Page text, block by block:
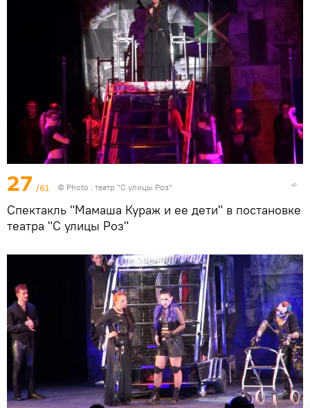
27 /61 © Photo : театр "С улицы Роз"
Спектакль "Мамаша Кураж и ее дети" в постановке
театра "С улицы Роз"